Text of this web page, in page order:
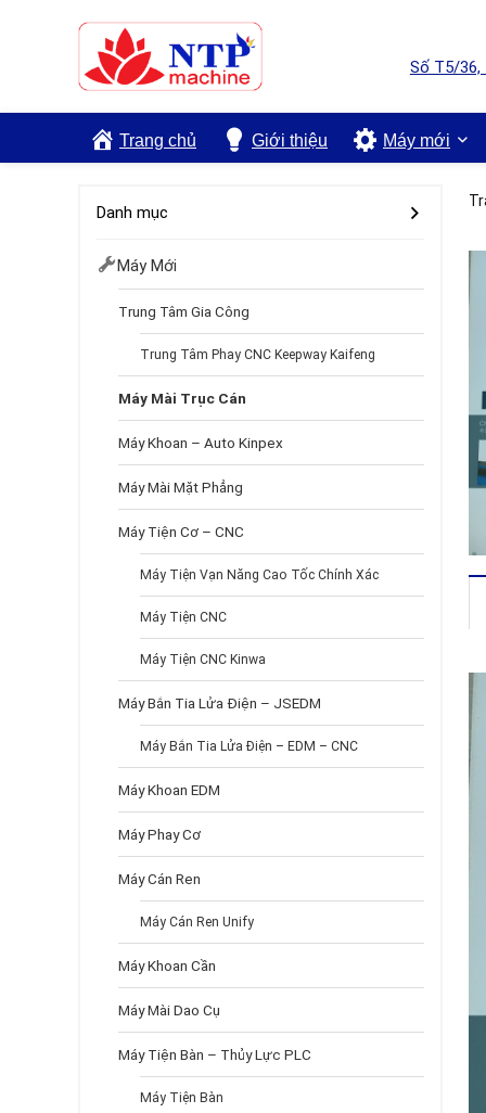
Số T5/36,
Trang chủ Giới thiệu Máy mới
Danh mục
Máy Mới
Trung Tâm Gia Công
Trung Tâm Phay CNC Keepway Kaifeng
Máy Mài Trục Cán
Máy Khoan – Auto Kinpex
Máy Mài Mặt Phẳng
Máy Tiện Cơ – CNC
Máy Tiện Vạn Năng Cao Tốc Chính Xác
Máy Tiện CNC
Máy Tiện CNC Kinwa
Máy Bắn Tia Lửa Điện – JSEDM
Máy Bắn Tia Lửa Điện – EDM – CNC
Máy Khoan EDM
Máy Phay Cơ
Máy Cán Ren
Máy Cán Ren Unify
Máy Khoan Cần
Máy Mài Dao Cụ
Máy Tiện Bàn – Thủy Lực PLC
Máy Tiện Bàn